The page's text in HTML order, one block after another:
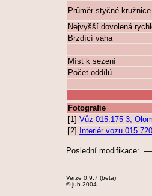
Průměr styčné
Nejvyšší dovolená
Brzdící váha
Míst k sezení
Počet oddílů
Fotografie
[1] Vůz 015.175-3,
[2]
Interiér vozu
Poslední modifikace: —
Verze 0.9.7 (beta)
© jub 2004